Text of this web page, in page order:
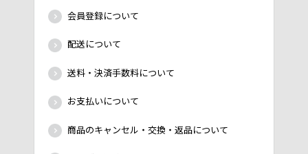
会員登録について
配送について
送料・決済手数料について
お支払いについて
商品のキャンセル・交換・返品について